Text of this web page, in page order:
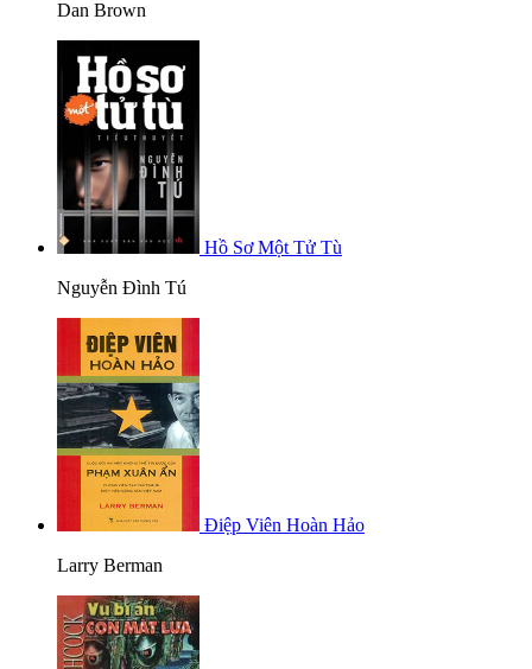
Dan Brown
Hồ Sơ Một Tử Tù
Nguyễn Đình Tú
Điệp Viên Hoàn Hảo
Larry Berman